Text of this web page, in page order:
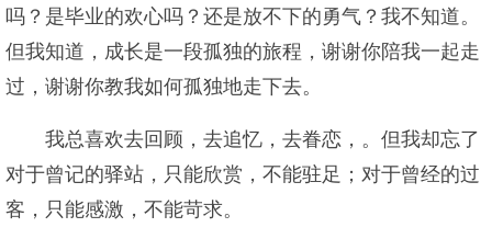
吗？是毕业的欢心吗？还是放不下的勇气？我不知道。
但我知道，成长是一段孤独的旅程，谢谢你陪我一起走
过，谢谢你教我如何孤独地走下去。
我总喜欢去回顾，去追忆，去眷恋，。但我却忘了
对于曾记的驿站，只能欣赏，不能驻足；对于曾经的过
客，只能感激，不能苛求。